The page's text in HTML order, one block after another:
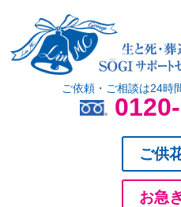
ご依頼・ご相談は24時
ご供
お急